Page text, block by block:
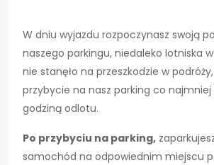
W dniu wyjazdu rozpoczynasz swoją
naszego parkingu, niedaleko lotniska
nie stanęło na przeszkodzie w
przybycie na nasz parking co najmniej
godziną odlotu.
Po przybyciu na parking,
samochód na odpowiednim miejscu